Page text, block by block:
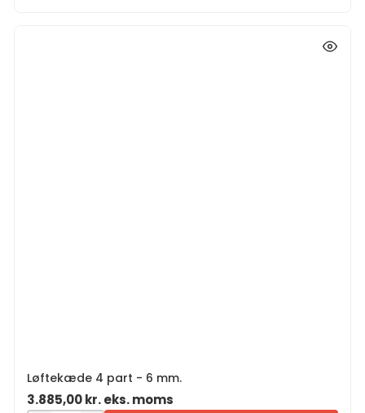
Løftekæde 4 part - 6 mm.
3.885,00kr.eks. moms